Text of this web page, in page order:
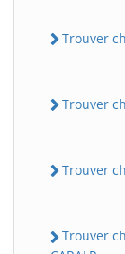
Trouver
Trouver
Trouver
Trouver